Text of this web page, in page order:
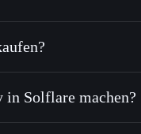
nicht verifiziert
in Solflare machen?